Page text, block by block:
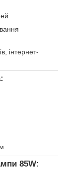
інтернет-
85W: